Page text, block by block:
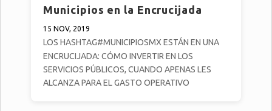
Municipios en la Encrucijada
15 NOV, 2019
LOS HASHTAG#MUNICIPIOSMX ESTÁN EN UNA
ENCRUCIJADA: CÓMO INVERTIR EN LOS
SERVICIOS PÚBLICOS, CUANDO APENAS LES
ALCANZA PARA EL GASTO OPERATIVO